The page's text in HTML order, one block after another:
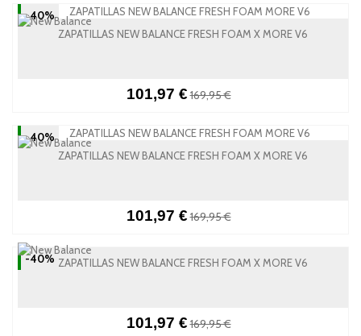
-40%
ZAPATILLAS NEW BALANCE FRESH FOAM X MORE V6
101,97 €169,95 €
-40%
ZAPATILLAS NEW BALANCE FRESH FOAM X MORE V6
101,97 €169,95 €
-40% ZAPATILLAS NEW BALANCE FRESH FOAM X MORE V6
101,97 €169,95 €